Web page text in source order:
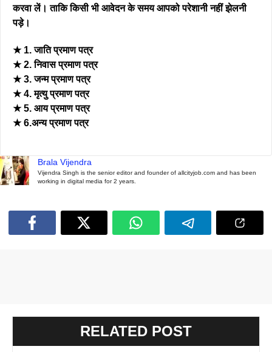
करवा लें। ताकि किसी भी आवेदन के समय आपको परेशानी नहीं झेलनी
पड़े।
★ 1. जाति प्रमाण पत्र
★ 2. निवास प्रमाण पत्र
★ 3. जन्म प्रमाण पत्र
★ 4. मृत्यु प्रमाण पत्र
★ 5. आय प्रमाण पत्र
★ 6.अन्य प्रमाण पत्र
Brala Vijendra
Vijendra Singh is the senior editor and founder of allcityjob.com and has been
working in digital media for 2 years.
RELATED POST